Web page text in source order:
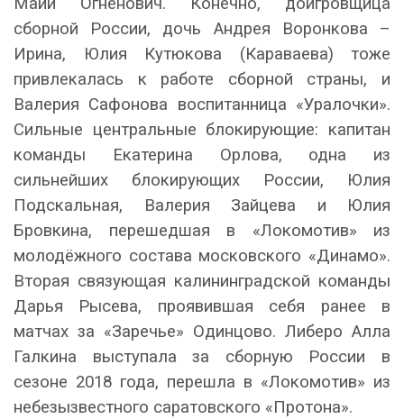
сборной России, дочь Андрея Воронкова –
Ирина, Юлия Кутюкова (Караваева) тоже
привлекалась к работе сборной страны, и
Валерия Сафонова воспитанница «Уралочки».
Сильные центральные блокирующие: капитан
команды Екатерина Орлова, одна из
сильнейших блокирующих России, Юлия
Подскальная, Валерия Зайцева и Юлия
Бровкина, перешедшая в «Локомотив» из
молодёжного состава московского «Динамо».
Вторая связующая калининградской команды
Дарья Рысева, проявившая себя ранее в
матчах за «Заречье» Одинцово. Либеро Алла
Галкина выступала за сборную России в
сезоне 2018 года, перешла в «Локомотив» из
небезызвестного саратовского «Протона».